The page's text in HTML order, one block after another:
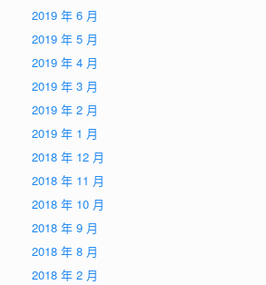
2019 年 6 月
2019 年 5 月
2019 年 4 月
2019 年 3 月
2019 年 2 月
2019 年 1 月
2018 年 12 月
2018 年 11 月
2018 年 10 月
2018 年 9 月
2018 年 8 月
2018 年 2 月